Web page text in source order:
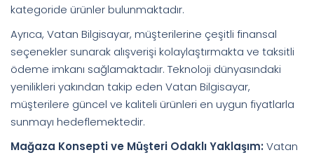
kategoride ürünler bulunmaktadır.
Ayrıca, Vatan Bilgisayar, müşterilerine çeşitli finansal
seçenekler sunarak alışverişi kolaylaştırmakta ve taksitli
ödeme imkanı sağlamaktadır. Teknoloji dünyasındaki
yenilikleri yakından takip eden Vatan Bilgisayar,
müşterilere güncel ve kaliteli ürünleri en uygun fiyatlarla
sunmayı hedeflemektedir.
Mağaza Konsepti ve Müşteri Odaklı Yaklaşım: Vatan